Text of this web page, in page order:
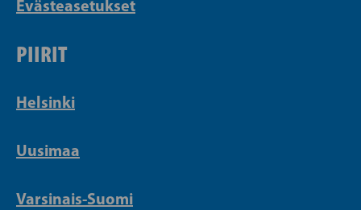
Evästeasetukset
PIIRIT
Helsinki
Uusimaa
Varsinais-Suomi